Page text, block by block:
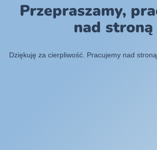
Przepraszamy,
nad stroną
Dziękuję za cierpliwość. Pracujemy nad